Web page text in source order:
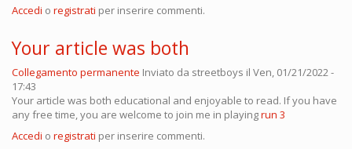
Accedi o registrati per inserire commenti.
Your article was both
Collegamento permanente Inviato da streetboys il Ven, 01/21/2022 -
17:43
Your article was both educational and enjoyable to read. If you have
any free time, you are welcome to join me in playingrun 3
Accedi o registrati per inserire commenti.